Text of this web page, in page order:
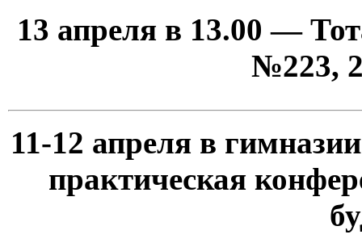
13 апреля в 13.00 —
№223,
11-12 апреля в
практическая